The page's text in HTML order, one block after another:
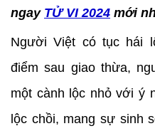
ngay TỬ VI 2024 mới
Người Việt có tục hái
điểm sau giao thừa,
một cành lộc nhỏ với ý
lộc chồi, mang sự sinh